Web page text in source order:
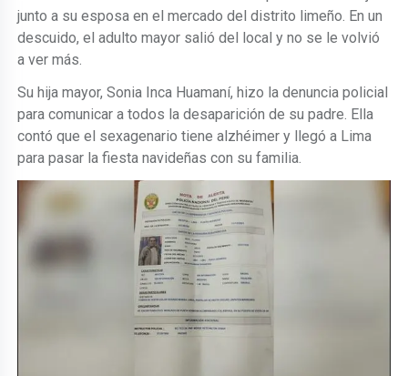
junto a su esposa en el mercado del distrito limeño. En un
descuido, el adulto mayor salió del local y no se le volvió
a ver más.
Su hija mayor, Sonia Inca Huamaní, hizo la denuncia policial
para comunicar a todos la desaparición de su padre. Ella
contó que el sexagenario tiene alzhéimer y llegó a Lima
para pasar la fiesta navideñas con su familia.